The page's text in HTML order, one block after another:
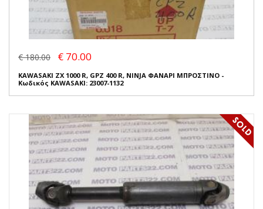
€ 180.00 € 70.00
KAWASAKI ZX 1000 R, GPZ 400 R, NINJA ΦΑΝΑΡΙ ΜΠΡΟΣΤΙΝΟ -
Κωδικός KAWASAKI: 23007-1132